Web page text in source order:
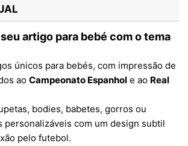
artigo para bebé com o tema
únicos para bebés, com impressão de
ao Campeonato Espanhol e ao Real
bodies, babetes, gorros ou
personalizáveis com um design subtil
pelo futebol.